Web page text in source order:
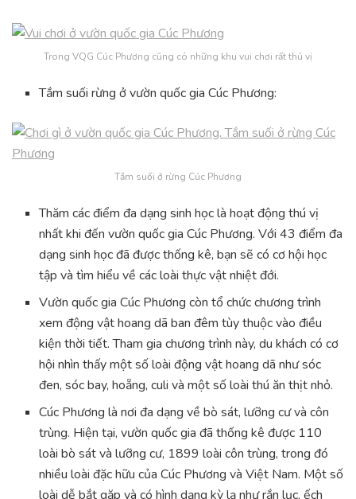
Trong VQG Cúc Phương cũng có những khu vui chơi rất thú vị
Tắm suối rừng ở vườn quốc gia Cúc Phương:
Tắm suối ở rừng Cúc Phương
Thăm các điểm đa dạng sinh học là hoạt động thú vị
nhất khi đến vườn quốc gia Cúc Phương. Với 43 điểm đa
dạng sinh học đã được thống kê, bạn sẽ có cơ hội học
tập và tìm hiểu về các loài thực vật nhiệt đới.
Vườn quốc gia Cúc Phương còn tổ chức chương trình
xem động vật hoang dã ban đêm tùy thuộc vào điều
kiện thời tiết. Tham gia chương trình này, du khách có cơ
hội nhìn thấy một số loài động vật hoang dã như sóc
đen, sóc bay, hoẵng, culi và một số loài thú ăn thịt nhỏ.
Cúc Phương là nơi đa dạng về bò sát, lưỡng cư và côn
trùng. Hiện tại, vườn quốc gia đã thống kê được 110
loài bò sát và lưỡng cư, 1899 loài côn trùng, trong đó
nhiều loài đặc hữu của Cúc Phương và Việt Nam. Một số
loài dễ bắt gặp và có hình dạng kỳ lạ như rắn lục, ếch